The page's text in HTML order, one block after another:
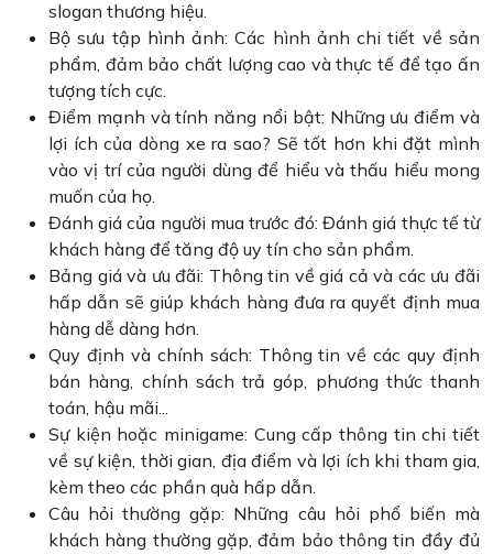
slogan thương hiệu.
Bộ sưu tập hình ảnh: Các hình ảnh chi tiết về sản
phẩm, đảm bảo chất lượng cao và thực tế để tạo ấn
tượng tích cực.
Điểm mạnh và tính năng nổi bật: Những ưu điểm và
lợi ích của dòng xe ra sao? Sẽ tốt hơn khi đặt mình
vào vị trí của người dùng để hiểu và thấu hiểu mong
muốn của họ.
Đánh giá của người mua trước đó: Đánh giá thực tế từ
khách hàng để tăng độ uy tín cho sản phẩm.
Bảng giá và ưu đãi: Thông tin về giá cả và các ưu đãi
hấp dẫn sẽ giúp khách hàng đưa ra quyết định mua
hàng dễ dàng hơn.
Quy định và chính sách: Thông tin về các quy định
bán hàng, chính sách trả góp, phương thức thanh
toán, hậu mãi...
Sự kiện hoặc minigame: Cung cấp thông tin chi tiết
về sự kiện, thời gian, địa điểm và lợi ích khi tham gia,
kèm theo các phần quà hấp dẫn.
Câu hỏi thường gặp: Những câu hỏi phổ biến mà
khách hàng thường gặp, đảm bảo thông tin đầy đủ